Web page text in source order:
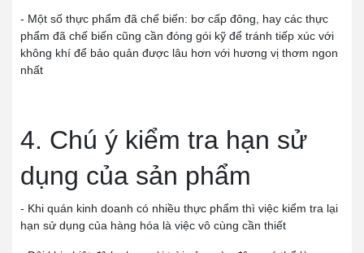
- Một số thực phẩm đã chế biến: bơ cấp đông, hay các thực
phẩm đã chế biến cũng cần đóng gói kỹ để tránh tiếp xúc với
không khí để bảo quản được lâu hơn với hương vị thơm ngon
nhất
4. Chú ý kiểm tra hạn sử
dụng của sản phẩm
- Khi quán kinh doanh có nhiều thực phẩm thì việc kiểm tra lại
hạn sử dụng của hàng hóa là việc vô cùng cần thiết